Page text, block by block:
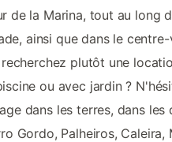
de la Marina, tout au long
ainsi que dans le
plutôt une
ou avec jardin ?
dans les terres, dans les
Gordo, Palheiros, Caleira,